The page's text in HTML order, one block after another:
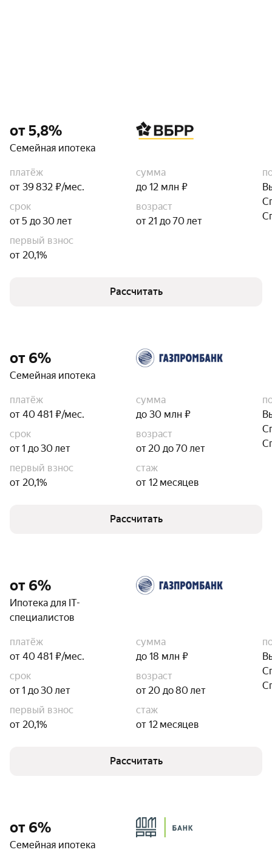
от 5,8%
Семейная ипотека
платёж
от 39 832 ₽/мес.
сумма
до 12 млн ₽
срок
от 5 до 30 лет
возраст
от 21 до 70 лет
первый взнос
от 20,1%
Рассчитать
от 6%
Семейная ипотека
платёж
от 40 481 ₽/мес.
сумма
до 30 млн ₽
срок
от 1 до 30 лет
возраст
от 20 до 70 лет
первый взнос
от 20,1%
стаж
от 12 месяцев
Рассчитать
от 6%
Ипотека для IT-
специалистов
платёж
от 40 481 ₽/мес.
сумма
до 18 млн ₽
срок
от 1 до 30 лет
возраст
от 20 до 80 лет
первый взнос
от 20,1%
стаж
от 12 месяцев
Рассчитать
от 6%
Семейная ипотека